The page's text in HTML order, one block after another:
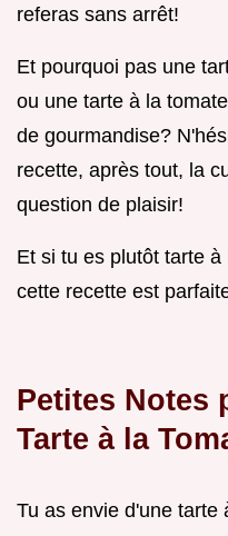
referas sans arrêt!
Et pourquoi pas une
ou une tarte à la
de gourmandise?
recette, après tout, la
question de plaisir!
Et si tu es plutôt tarte
cette recette est
Petites Notes
Tarte à la
Tu as envie d'une tarte